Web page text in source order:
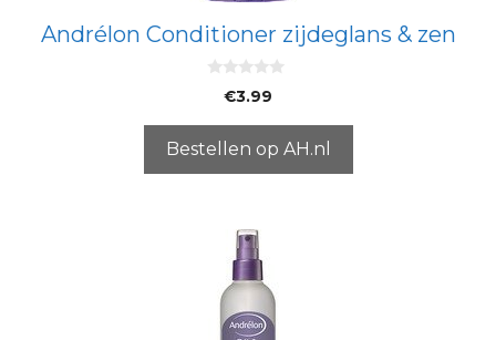
Andrélon Conditioner zijdeglans & zen
5
€3.99
Bestellen op AH.nl